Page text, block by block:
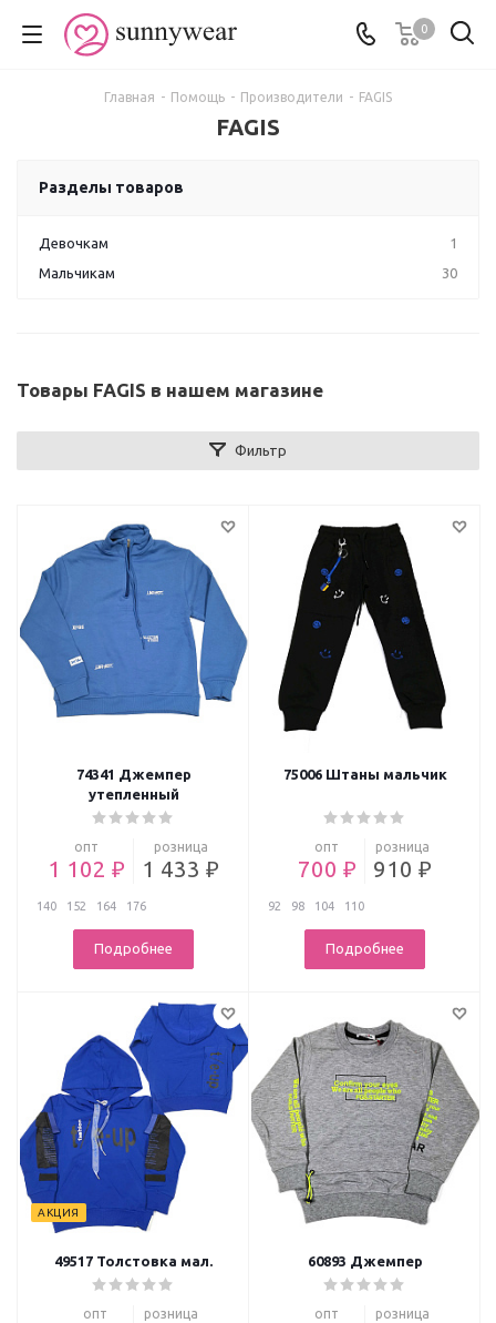
0
Главная - Помощь - Производители - FAGIS
FAGIS
Разделы товаров
Девочкам
1
Мальчикам
30
Товары FAGIS в нашем магазине
Фильтр
74341 Джемпер
утепленный
опт
1 102 ₽
розница
1 433 ₽
140 152 164 176
Подробнее
75006 Штаны мальчик
опт
700 ₽
розница
910 ₽
92 98 104 110
Подробнее
АКЦИЯ
49517 Толстовка мал.
опт розница
60893 Джемпер
опт розница